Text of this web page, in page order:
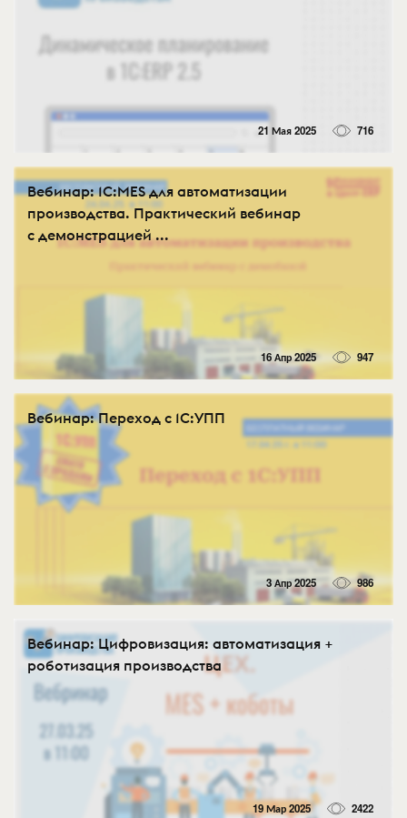
21 Мая 2025 716
Вебинар: 1С:MES для автоматизации
производства. Практический вебинар
с демонстрацией ...
16 Апр 2025 947
Вебинар: Переход с 1С:УПП
3 Апр 2025 986
Вебинар: Цифровизация: автоматизация +
роботизация производства
19 Мар 2025 2422